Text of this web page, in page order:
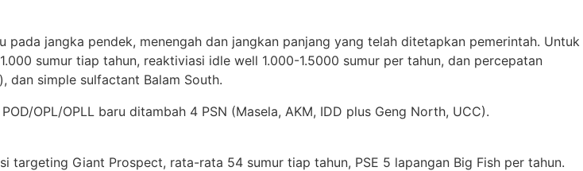
jangka pendek, menengah dan jangkan panjang yang telah ditetapkan pemerintah. Untuk
sumur tiap tahun, reaktiviasi idle well 1.000-1.5000 sumur per tahun, dan percepatan
dan simple sulfactant Balam South.
OPL/OPLL baru ditambah 4 PSN (Masela, AKM, IDD plus Geng North, UCC).
Giant Prospect, rata-rata 54 sumur tiap tahun, PSE 5 lapangan Big Fish per tahun.